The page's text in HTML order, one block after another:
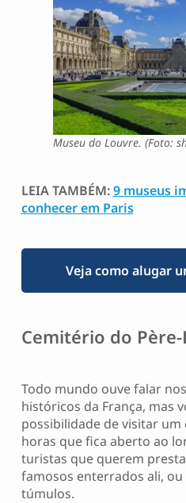
Museu do Louvre. (Foto:
LEIA TAMBÉM:9 museus
conhecer em Paris
Veja como alugar
Cemitério do Père-
Todo mundo ouve falar
históricos da França, mas
possibilidade de visitar
horas que fica aberto ao
turistas que querem
famosos enterrados ali, ou
túmulos.